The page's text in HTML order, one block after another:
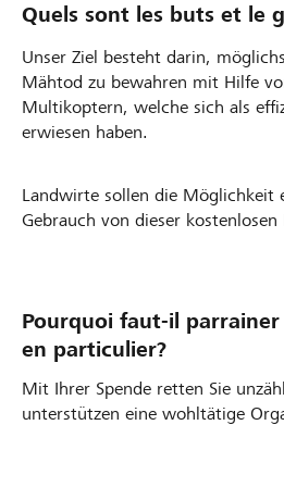
Quels sont les buts et le
Unser Ziel besteht darin,
Mähtod zu bewahren mit Hilfe
Multikoptern, welche sich als
erwiesen haben.
Landwirte sollen die Möglichkeit
Gebrauch von dieser
Pourquoi faut-il
en particulier?
Mit Ihrer Spende retten Sie
unterstützen eine wohltätige